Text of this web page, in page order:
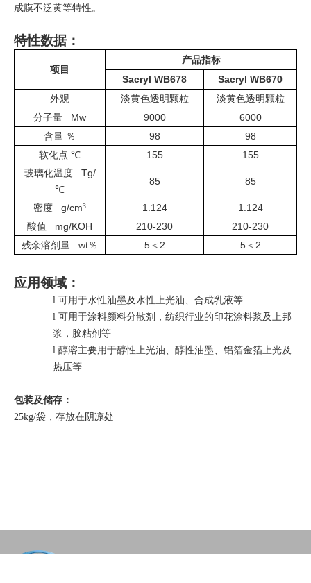
成膜不泛黄等特性。
特性数据：
项目
产品指标
Sacryl WB678 Sacryl WB670
外观 淡黄色透明颗粒
淡黄色透明颗粒
分子量 Mw 9000 6000
含量 ％ 98 98
软化点 ℃ 155 155
玻璃化温度Tg/
℃
85 85
密度 g/cm³ 1.124 1.124
酸值 mg/KOH 210-230 210-230
残余溶剂量 wt％ 5＜ 2 5＜ 2
应用领域：
l 可用于水性油墨及水性上光油、合成乳液等
l 可用于涂料颜料分散剂，纺织行业的印花涂料浆及上邦
浆，胶粘剂等
l 醇溶主要用于醇性上光油、醇性油墨、铝箔金箔上光及
热压等
包装及储存：
25kg/袋，存放在阴凉处